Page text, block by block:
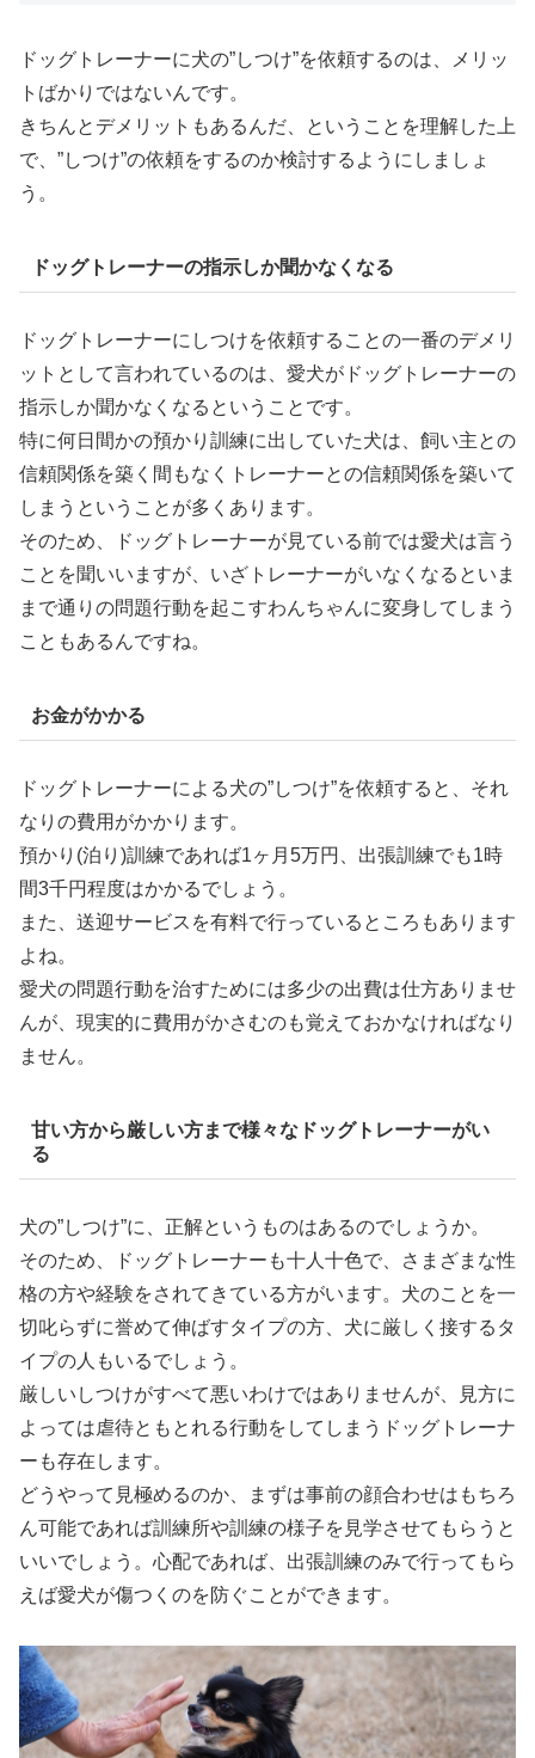
ドッグトレーナーに犬の”しつけ”を依頼するのは、メリッ
トばかりではないんです。
きちんとデメリットもあるんだ、ということを理解した上
で、”しつけ”の依頼をするのか検討するようにしましょ
う。
ドッグトレーナーの指示しか聞かなくなる
ドッグトレーナーにしつけを依頼することの一番のデメリ
ットとして言われているのは、愛犬がドッグトレーナーの
指示しか聞かなくなるということです。
特に何日間かの預かり訓練に出していた犬は、飼い主との
信頼関係を築く間もなくトレーナーとの信頼関係を築いて
しまうということが多くあります。
そのため、ドッグトレーナーが見ている前では愛犬は言う
ことを聞いいますが、いざトレーナーがいなくなるといま
まで通りの問題行動を起こすわんちゃんに変身してしまう
こともあるんですね。
お金がかかる
ドッグトレーナーによる犬の”しつけ”を依頼すると、それ
なりの費用がかかります。
預かり(泊り)訓練であれば1ヶ月5万円、出張訓練でも1時
間3千円程度はかかるでしょう。
また、送迎サービスを有料で行っているところもあります
よね。
愛犬の問題行動を治すためには多少の出費は仕方ありませ
んが、現実的に費用がかさむのも覚えておかなければなり
ません。
甘い方から厳しい方まで様々なドッグトレーナーがい
る
犬の”しつけ”に、正解というものはあるのでしょうか。
そのため、ドッグトレーナーも十人十色で、さまざまな性
格の方や経験をされてきている方がいます。犬のことを一
切叱らずに誉めて伸ばすタイプの方、犬に厳しく接するタ
イプの人もいるでしょう。
厳しいしつけがすべて悪いわけではありませんが、見方に
よっては虐待ともとれる行動をしてしまうドッグトレーナ
ーも存在します。
どうやって見極めるのか、まずは事前の顔合わせはもちろ
ん可能であれば訓練所や訓練の様子を見学させてもらうと
いいでしょう。心配であれば、出張訓練のみで行ってもら
えば愛犬が傷つくのを防ぐことができます。